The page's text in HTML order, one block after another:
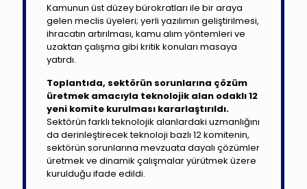
Kamunun üst düzey bürokratları ile bir araya
gelen meclis üyeleri; yerli yazılımın geliştirilmesi,
ihracatın artırılması, kamu alım yöntemleri ve
uzaktan çalışma gibi kritik konuları masaya
yatırdı.
Toplantıda, sektörün sorunlarına çözüm
üretmek amacıyla teknolojik alan odaklı 12
yeni komite kurulması kararlaştırıldı.
Sektörün farklı teknolojik alanlardaki uzmanlığını
da derinleştirecek teknoloji bazlı 12 komitenin,
sektörün sorunlarına mevzuata dayalı çözümler
üretmek ve dinamik çalışmalar yürütmek üzere
kurulduğu ifade edildi.